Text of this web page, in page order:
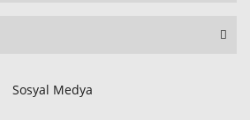
Sosyal Medya